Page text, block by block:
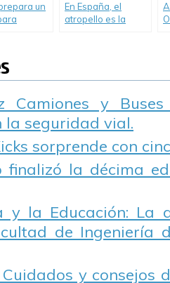
un
En España, el
atropello es la
Camiones y
la seguridad vial.
sorprende con
finalizó la décima
y la Educación: La
de Ingeniería
y consejos